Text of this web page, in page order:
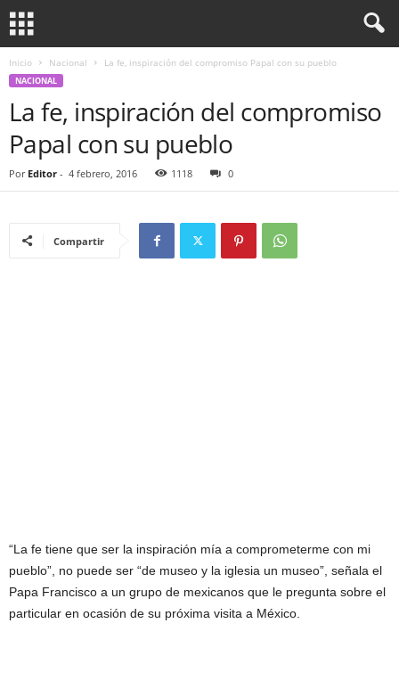
Inicio Nacional La fe, inspiración del compromiso Papal con su pueblo
NACIONAL
La fe, inspiración del compromiso
Papal con su pueblo
Por Editor - 4 febrero, 2016 1118 0
Compartir
“La fe tiene que ser la inspiración mía a comprometerme con mi
pueblo”, no puede ser “de museo y la iglesia un museo”, señala el
Papa Francisco a un grupo de mexicanos que le pregunta sobre el
particular en ocasión de su próxima visita a México.